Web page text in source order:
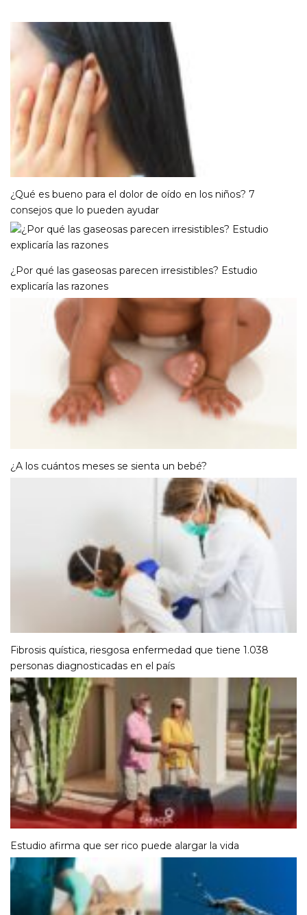
¿Qué es bueno para el dolor de oído en los niños? 7
consejos que lo pueden ayudar
¿Por qué las gaseosas parecen irresistibles? Estudio
explicaría las razones
¿A los cuántos meses se sienta un bebé?
Fibrosis quística, riesgosa enfermedad que tiene 1.038
personas diagnosticadas en el país
Estudio afirma que ser rico puede alargar la vida